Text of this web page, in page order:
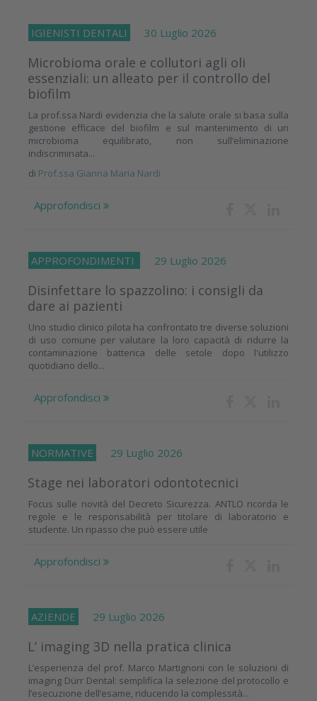
IGIENISTI DENTALI 30 Luglio 2026
Microbioma orale e collutori agli oli
essenziali: un alleato per il controllo del
biofilm
La prof.ssa Nardi evidenzia che la salute orale si basa sulla
gestione efficace del biofilm e sul mantenimento di un
microbioma equilibrato, non sull’eliminazione
indiscriminata...
di Prof.ssa Gianna Maria Nardi
Approfondisci
APPROFONDIMENTI 29 Luglio 2026
Disinfettare lo spazzolino: i consigli da
dare ai pazienti
Uno studio clinico pilota ha confrontato tre diverse soluzioni
di uso comune per valutare la loro capacità di ridurre la
contaminazione batterica delle setole dopo l'utilizzo
quotidiano dello...
Approfondisci
NORMATIVE 29 Luglio 2026
Stage nei laboratori odontotecnici
Focus sulle novità del Decreto Sicurezza. ANTLO ricorda le
regole e le responsabilità per titolare di laboratorio e
studente. Un ripasso che può essere utile
Approfondisci
AZIENDE 29 Luglio 2026
L’ imaging 3D nella pratica clinica
L’esperienza del prof. Marco Martignoni con le soluzioni di
imaging Dürr Dental: semplifica la selezione del protocollo e
l’esecuzione dell’esame, riducendo la complessità...